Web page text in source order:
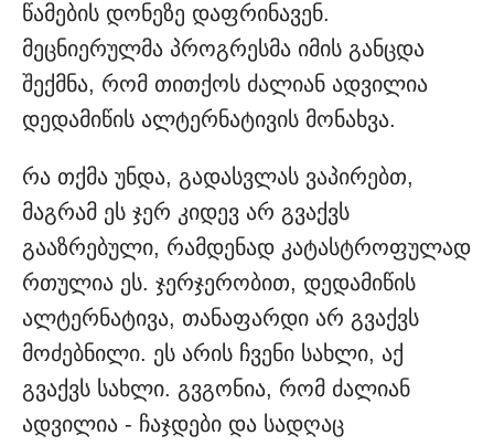
წამების დონეზე დაფრინავენ.
მეცნიერულმა პროგრესმა იმის განცდა
შექმნა, რომ თითქოს ძალიან ადვილია
დედამიწის ალტერნატივის მონახვა.
რა თქმა უნდა, გადასვლას ვაპირებთ,
მაგრამ ეს ჯერ კიდევ არ გვაქვს
გააზრებული, რამდენად კატასტროფულად
რთულია ეს. ჯერჯერობით, დედამიწის
ალტერნატივა, თანაფარდი არ გვაქვს
მოძებნილი. ეს არის ჩვენი სახლი, აქ
გვაქვს სახლი. გვგონია, რომ ძალიან
ადვილია - ჩაჯდები და სადღაც